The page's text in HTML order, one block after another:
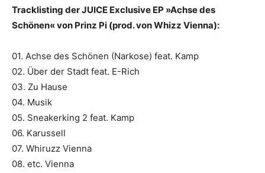
Tracklisting der JUICE Exclusive EP »Achse des
Schönen« von Prinz Pi (prod. von Whizz Vienna):
01. Achse des Schönen (Narkose) feat. Kamp
02. Über der Stadt feat. E-Rich
03. Zu Hause
04. Musik
05. Sneakerking 2 feat. Kamp
06. Karussell
07. Whiruzz Vienna
08. etc. Vienna